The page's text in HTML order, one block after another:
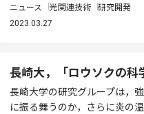
ニュース 光関連技術 研究開発
2023.03.27
長崎大，「ロウソクの
長崎大学の研究グループは，
に振る舞うのか，さらに炎の